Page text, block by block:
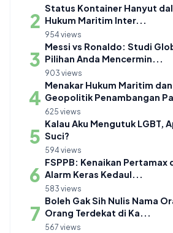
2
Status Kontainer Hanyut
Hukum Maritim Inter...
954 views
3
Messi vs Ronaldo: Studi
Pilihan Anda Mencermin...
903 views
4
Menakar Hukum Maritim
Geopolitik Penambangan
625 views
5
Kalau Aku Mengutuk LGBT,
Suci?
594 views
6
FSPPB: Kenaikan Pertamax
Alarm Keras Kedaul...
583 views
7
Boleh Gak Sih Nulis Nama
Orang Terdekat di Ka...
567 views